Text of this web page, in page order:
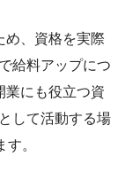
め、資格を実際
給料アップにつ
業にも役立つ資
して活動する場
。